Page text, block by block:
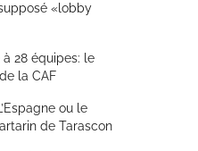
«lobby
à 28 équipes: le
la CAF
ou le
de Tarascon